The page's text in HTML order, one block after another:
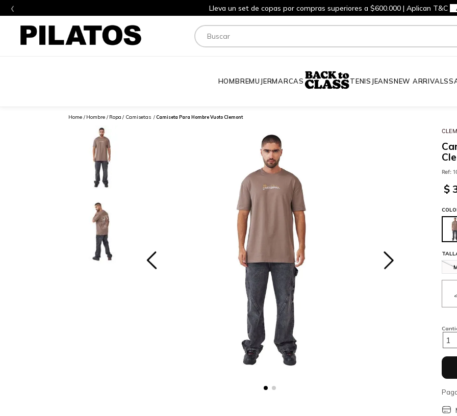
‹ Lleva un set de copas por compras superiores a $600.000 | Aplican T&C
Buscar
HOMBREMUJERMARCAS TENIS JEANSNEW ARRIVALS
Hombre Ropa Camisetas Camiseta Para Hombre Vuoto Clemont
Ref:
$
1